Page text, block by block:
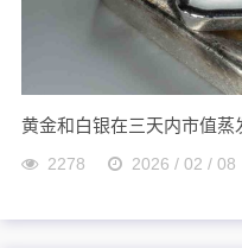
黄金和白银在三天内市值蒸
2278 2026 / 02 / 08